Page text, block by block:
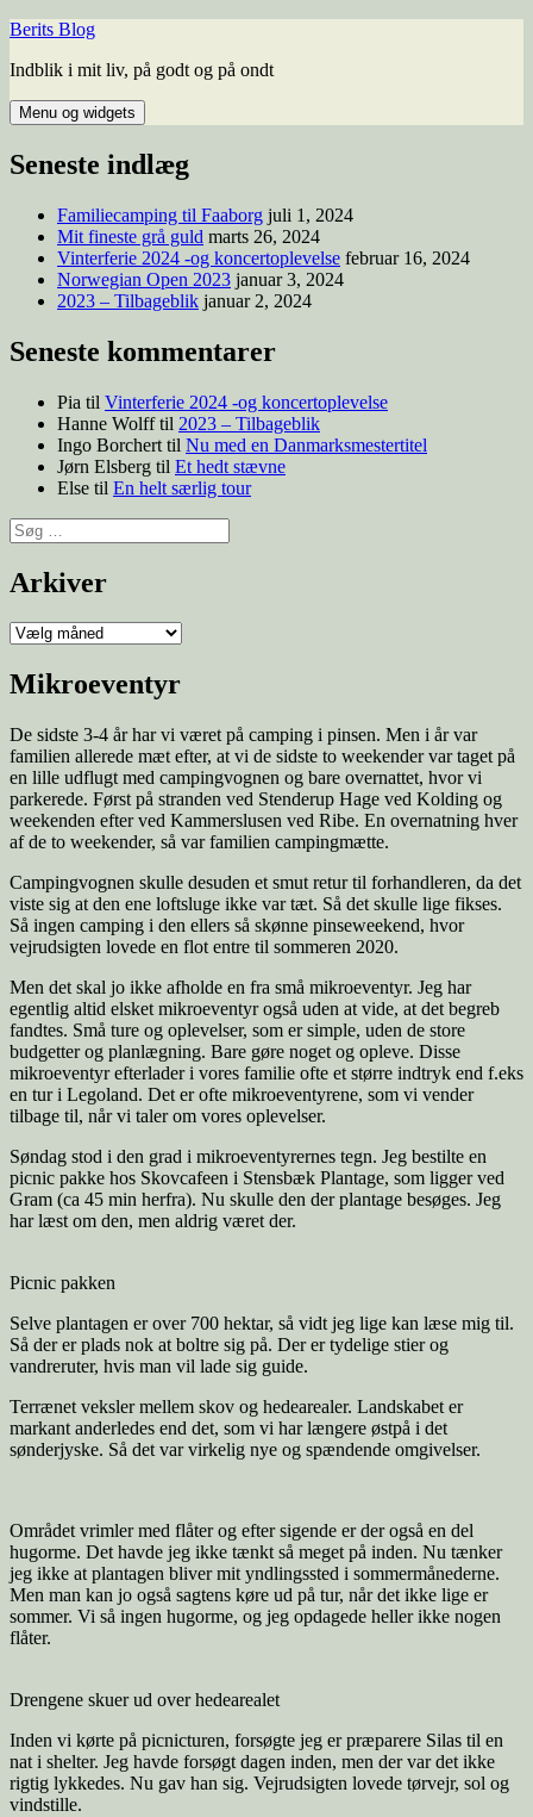
Berits Blog
Indblik i mit liv, på godt og på ondt
Menu og widgets
Seneste indlæg
Familiecamping til Faaborg juli 1, 2024
Mit fineste grå guld marts 26, 2024
Vinterferie 2024 -og koncertoplevelse februar 16, 2024
Norwegian Open 2023 januar 3, 2024
2023 – Tilbageblik januar 2, 2024
Seneste kommentarer
Pia til Vinterferie 2024 -og koncertoplevelse
Hanne Wolfftil 2023 – Tilbageblik
Ingo Borchert til Nu med en Danmarksmestertitel
Jørn Elsberg til Et hedt stævne
Else til En helt særlig tour
Arkiver
Mikroeventyr
De sidste 3-4 år har vi været på camping i pinsen. Men i år var
familien allerede mæt efter, at vi de sidste to weekender var taget på
en lille udflugt med campingvognen og bare overnattet, hvor vi
parkerede. Først på stranden ved Stenderup Hage ved Kolding og
weekenden efter ved Kammerslusen ved Ribe. En overnatning hver
af de to weekender, så var familien campingmætte.
Campingvognen skulle desuden et smut retur til forhandleren, da det
viste sig at den ene loftsluge ikke var tæt. Så det skulle lige fikses.
Så ingen camping i den ellers så skønne pinseweekend, hvor
vejrudsigten lovede en flot entre til sommeren 2020.
Men det skal jo ikke afholde en fra små mikroeventyr. Jeg har
egentlig altid elsket mikroeventyr også uden at vide, at det begreb
fandtes. Små ture og oplevelser, som er simple, uden de store
budgetter og planlægning. Bare gøre noget og opleve. Disse
mikroeventyr efterlader i vores familie ofte et større indtryk end f.eks
en tur i Legoland. Det er ofte mikroeventyrene, som vi vender
tilbage til, når vi taler om vores oplevelser.
Søndag stod i den grad i mikroeventyrernes tegn. Jeg bestilte en
picnic pakke hos Skovcafeen i Stensbæk Plantage, som ligger ved
Gram (ca 45 min herfra). Nu skulle den der plantage besøges. Jeg
har læst om den, men aldrig været der.
Picnic pakken
Selve plantagen er over 700 hektar, så vidt jeg lige kan læse mig til.
Så der er plads nok at boltre sig på. Der er tydelige stier og
vandreruter, hvis man vil lade sig guide.
Terrænet veksler mellem skov og hedearealer. Landskabet er
markant anderledes end det, som vi har længere østpå i det
sønderjyske. Så det var virkelig nye og spændende omgivelser.
Området vrimler med flåter og efter sigende er der også en del
hugorme. Det havde jeg ikke tænkt så meget på inden. Nu tænker
jeg ikke at plantagen bliver mit yndlingssted i sommermånederne.
Men man kan jo også sagtens køre ud på tur, når det ikke lige er
sommer. Vi så ingen hugorme, og jeg opdagede heller ikke nogen
flåter.
Drengene skuer ud over hedearealet
Inden vi kørte på picnicturen, forsøgte jeg er præparere Silas til en
nat i shelter. Jeg havde forsøgt dagen inden, men der var det ikke
rigtig lykkedes. Nu gav han sig. Vejrudsigten lovede tørvejr, sol og
vindstille.